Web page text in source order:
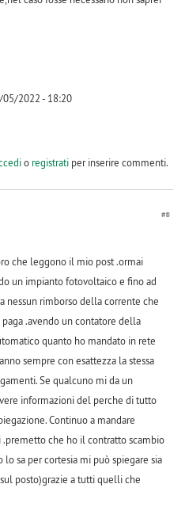
05/2022 - 18:20
o registratiper inserire commenti.
#8
che leggono il mio post .ormai
un impianto fotovoltaico e fino ad
nessun rimborso della corrente che
.avendo un contatore della
quanto ho mandato in rete
sempre con esattezza la stessa
Se qualcuno mi da un
informazioni del perche di tutto
Continuo a mandare
che ho il contratto scambio
sa per cortesia mi può spiegare sia
posto)grazie a tutti quelli che